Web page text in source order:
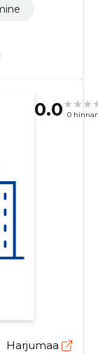
0.0 0
Harjumaa